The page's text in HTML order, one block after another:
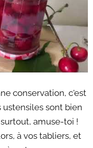
conservation, c'est
sont bien
amuse-toi !
à vos tabliers, et